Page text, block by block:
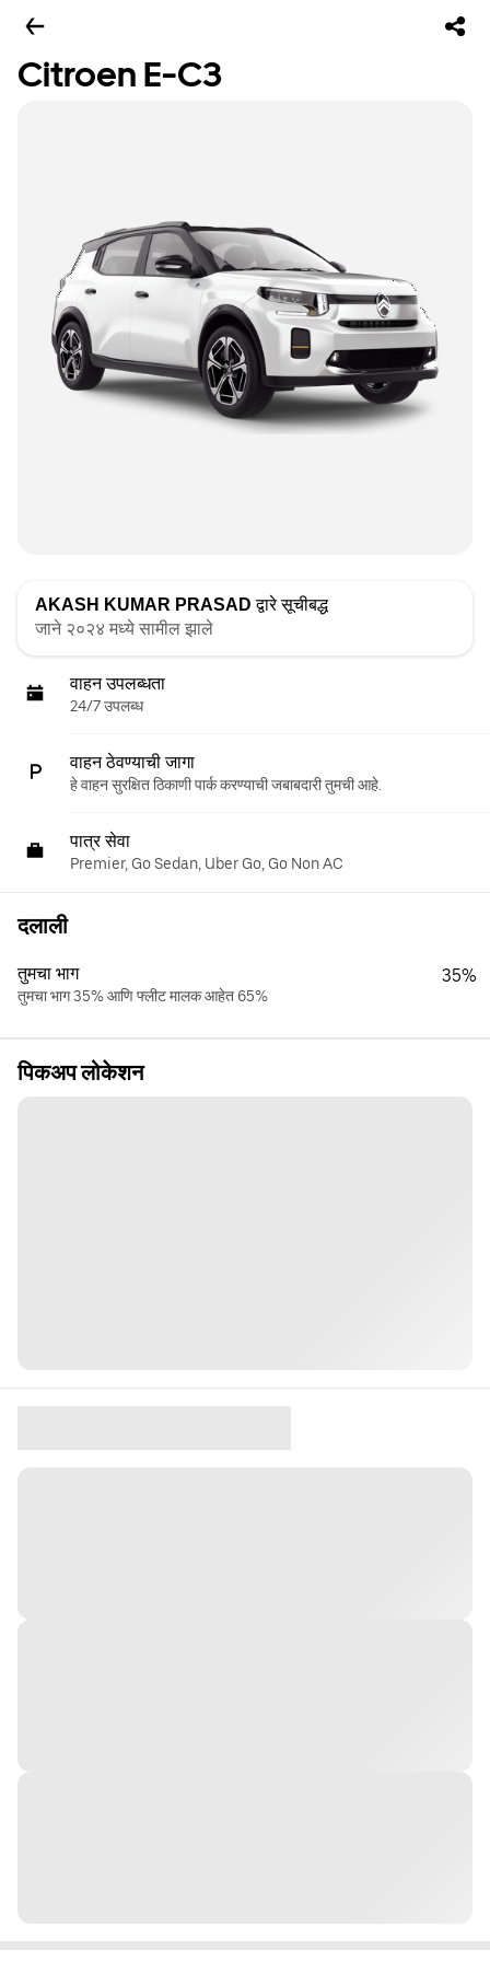
Citroen E-C3
AKASH KUMAR PRASAD द्वारे सूचीबद्ध
जाने २०२४ मध्ये सामील झाले
वाहन उपलब्धता
24/7 उपलब्ध
वाहन ठेवण्याची जागा
हे वाहन सुरक्षित ठिकाणी पार्क करण्याची जबाबदारी तुमची आहे.
पात्र सेवा
Premier, Go Sedan, Uber Go, Go Non AC
दलाली
तुमचा भाग
तुमचा भाग 35% आणि फ्लीट मालक आहेत 65%
35%
पिकअप लोकेशन